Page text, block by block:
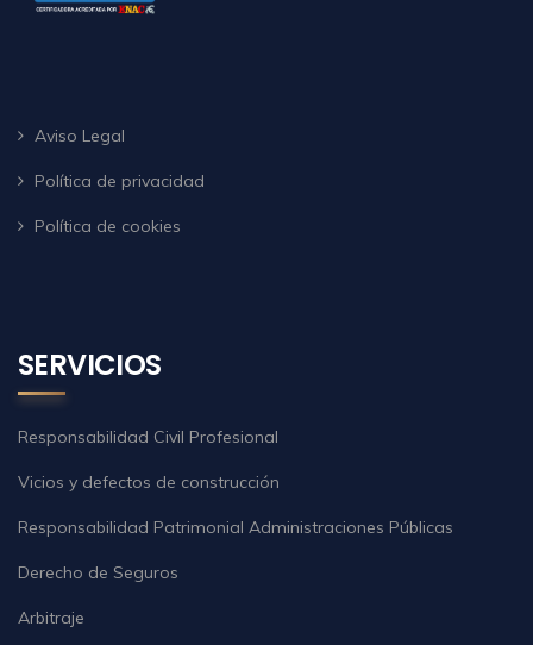
Aviso Legal
Política de privacidad
Política de cookies
SERVICIOS
Responsabilidad Civil Profesional
Vicios y defectos de construcción
Responsabilidad Patrimonial Administraciones Públicas
Derecho de Seguros
Arbitraje